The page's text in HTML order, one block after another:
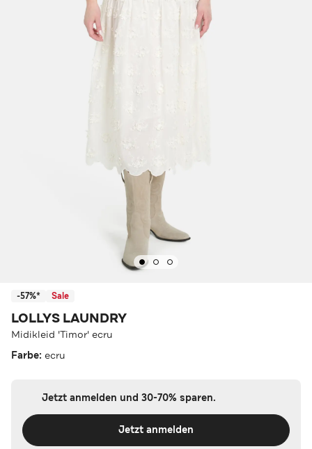
-57%* Sale
LOLLYS LAUNDRY
Midikleid 'Timor' ecru
Farbe: ecru
Jetzt anmelden und 30-70% sparen.
Jetzt anmelden